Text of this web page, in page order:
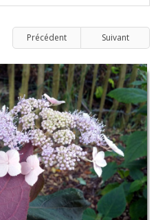
Précédent Suivant